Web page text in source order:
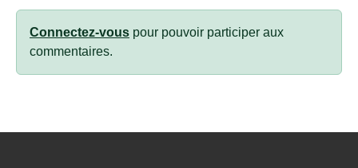
Connectez-vous pour pouvoir participer aux
commentaires.